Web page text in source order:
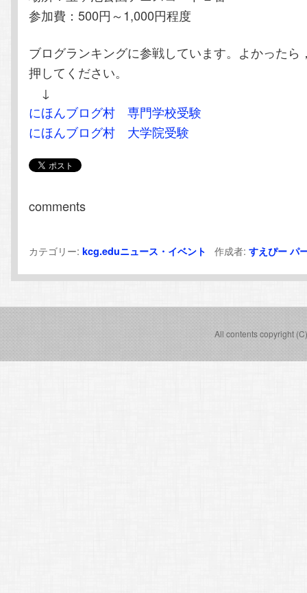
参加費：500円～1,000円程度
ブログランキングに参戦しています。よかったら
押してください。
↓
にほんブログ村 専門学校受験
にほんブログ村 大学院受験
comments
カテゴリー:kcg.eduニュース・イベント 作成者:すえぴー パ
All contents copyright